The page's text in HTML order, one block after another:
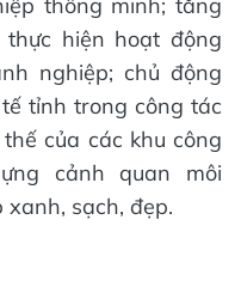
thông minh; tăng
hiện hoạt động
nghiệp; chủ động
tỉnh trong công tác
của các khu công
cảnh quan môi
sạch, đẹp.